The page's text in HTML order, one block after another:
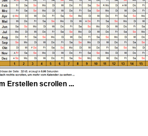
Erstellen scrollen ...